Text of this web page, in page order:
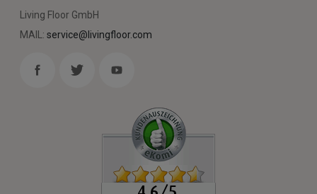
Living Floor GmbH
MAIL: service@livingfloor.com